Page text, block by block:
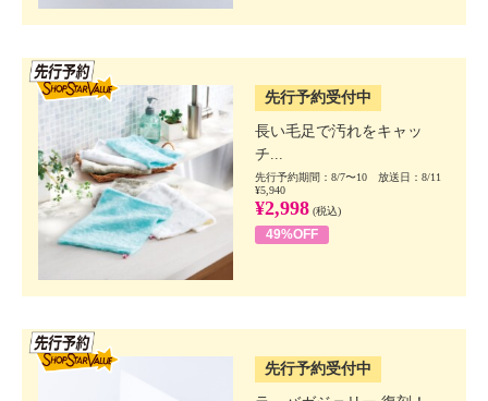
先行予約受付中
長い毛足で汚れをキャッ
チ...
先行予約期間：8/7〜10 放送日：8/11
¥5,940
¥2,998 (税込)
49%OFF
先行予約受付中